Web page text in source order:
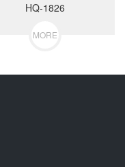
HQ-1826
MORE